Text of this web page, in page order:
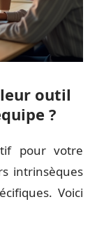
outil
?
pour votre
intrinsèques
Voici